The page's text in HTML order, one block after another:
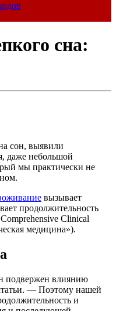
сна:
сон, выявили
даже небольшой
мы практически не
вызывает
продолжительность
Clinical
медицина»).
подвержен влиянию
— Поэтому нашей
и